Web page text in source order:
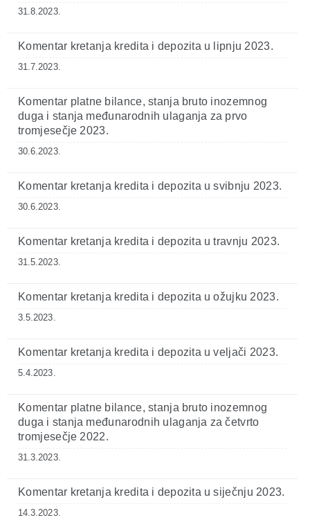
31.8.2023.
Komentar kretanja kredita i depozita u lipnju 2023.
31.7.2023.
Komentar platne bilance, stanja bruto inozemnog
duga i stanja međunarodnih ulaganja za prvo
tromjesečje 2023.
30.6.2023.
Komentar kretanja kredita i depozita u svibnju 2023.
30.6.2023.
Komentar kretanja kredita i depozita u travnju 2023.
31.5.2023.
Komentar kretanja kredita i depozita u ožujku 2023.
3.5.2023.
Komentar kretanja kredita i depozita u veljači 2023.
5.4.2023.
Komentar platne bilance, stanja bruto inozemnog
duga i stanja međunarodnih ulaganja za četvrto
tromjesečje 2022.
31.3.2023.
Komentar kretanja kredita i depozita u siječnju 2023.
14.3.2023.